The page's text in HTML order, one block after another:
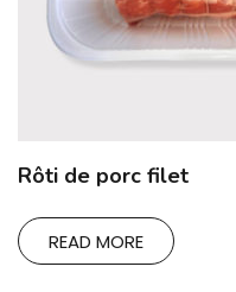
Rôti de porc filet
READ MORE